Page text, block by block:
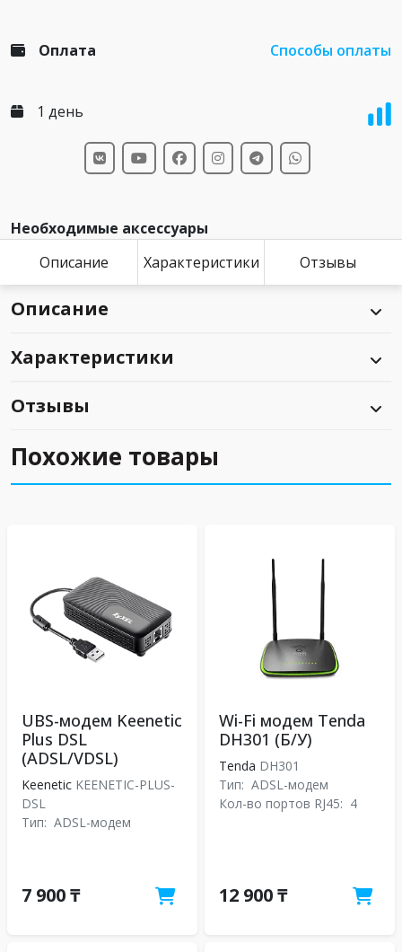
Оплата Способы оплаты
1 день
Необходимые аксессуары
Описание
Характеристики Отзывы
Описание
Характеристики
Отзывы
Похожие товары
UBS-модем Keenetic
Plus DSL
(ADSL/VDSL)
Keenetic KEENETIC-PLUS-
DSL
Тип: ADSL-модем
7 900 ₸
Wi-Fi модем Tenda
DH301 (Б/У)
Tenda DH301
Тип: ADSL-модем
Кол-во портов RJ45: 4
12 900 ₸